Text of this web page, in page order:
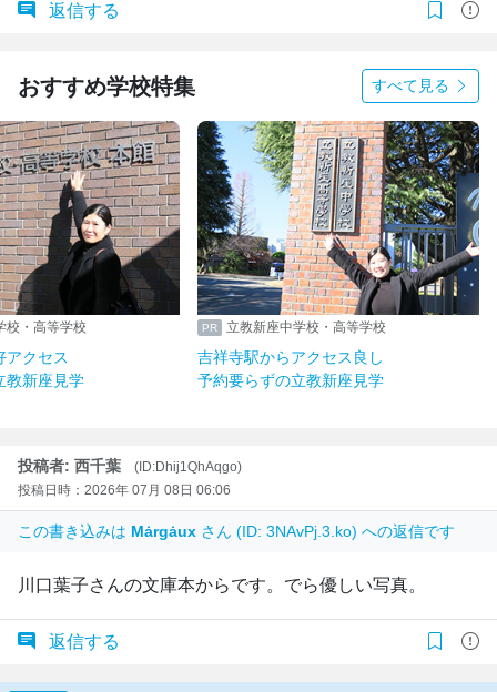
返信する
おすすめ学校特集 すべて見る
校・高等学校
アクセス
教新座見学
立教新座中学校・高等学校
吉祥寺駅からアクセス良し
予約要らずの立教新座見学
投稿者: 西千葉
(ID:Dhij1QhAqgo)
投稿日時：2026年 07月 08日 06:06
この書き込みは Mȧrgȧux さん (ID: 3NAvPj.3.ko) への返信です
川口葉子さんの文庫本からです。でら優しい写真。
返信する